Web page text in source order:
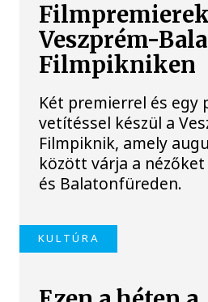
Veszprém-
Filmpikniken
Két premierrel és egy
vetítéssel készül a
Filmpiknik, amely
között várja a
és Balatonfüreden.
KULTÚRA